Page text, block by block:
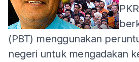
(PBT) menggunakan
negeri untuk mengadakan